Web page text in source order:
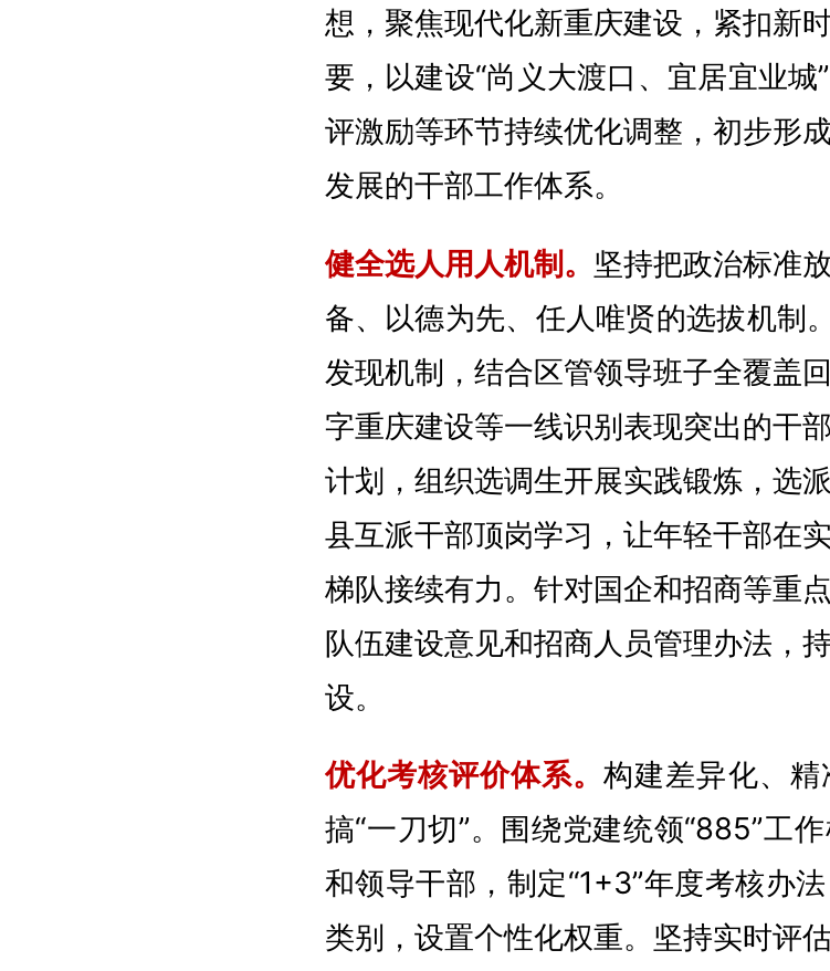
想，聚焦现代化新重庆建设，紧扣新
要，以建设“尚义大渡口、宜居宜业
评激励等环节持续优化调整，初步形
发展的干部工作体系。
健全选人用人机制。 坚持把政治标准
备、以德为先、任人唯贤的选拔机制
发现机制，结合区管领导班子全覆盖
字重庆建设等一线识别表现突出的干
计划，组织选调生开展实践锻炼，选
县互派干部顶岗学习，让年轻干部在
梯队接续有力。针对国企和招商等重
队伍建设意见和招商人员管理办法，
设。
优化考核评价体系。构建差异化、
搞“一刀切”。围绕党建统领“885”工
和领导干部，制定“1+3”年度考核办
类别，设置个性化权重。坚持实时评